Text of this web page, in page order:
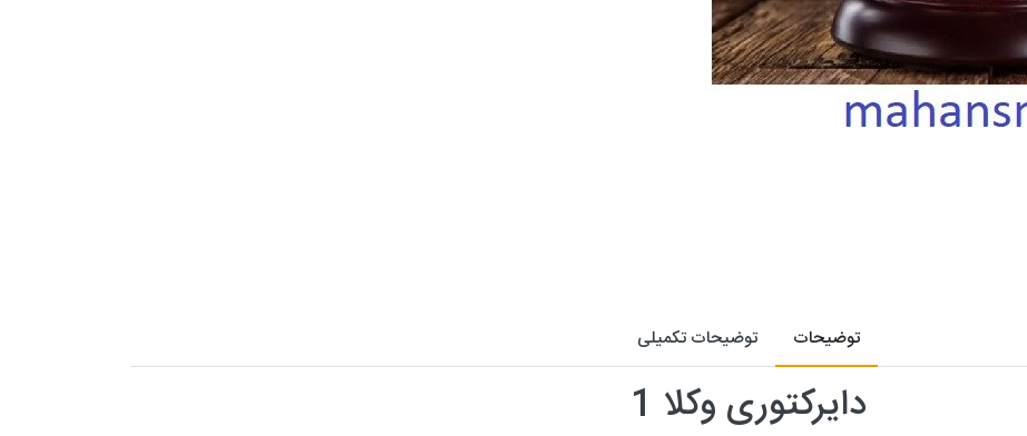
توضیحات توضیحات تکمیلی
دایرکتوری وکلا 1